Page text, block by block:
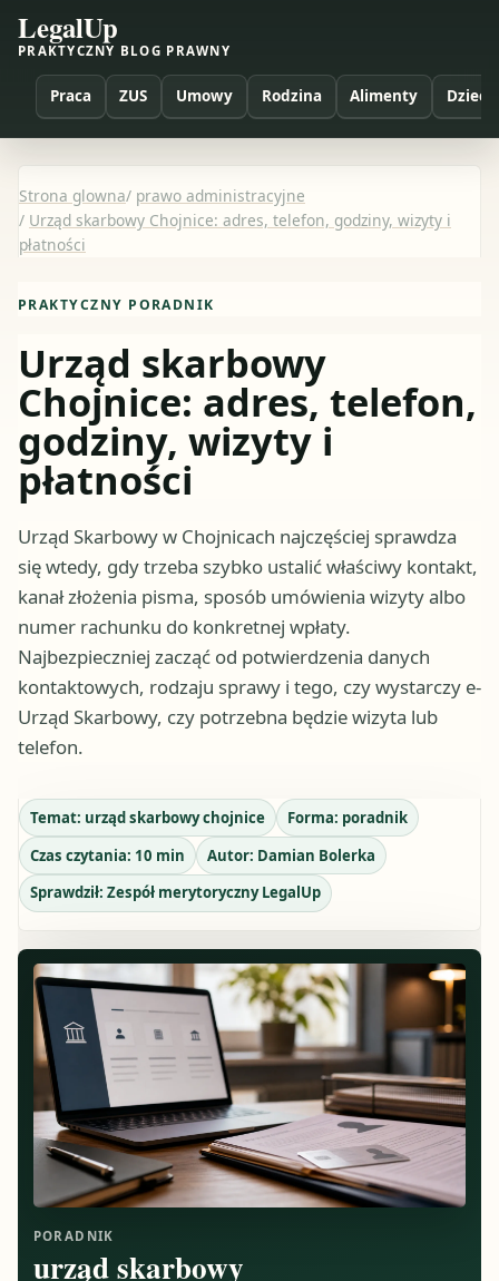
LegalUp
PRAKTYCZNY BLOG PRAWNY
Praca ZUS Umowy Rodzina Alimenty Dzieci
Strona glowna/ prawo administracyjne
/ Urząd skarbowy Chojnice: adres, telefon, godziny, wizyty i
płatności
PRAKTYCZNY PORADNIK
Urząd skarbowy
Chojnice: adres, telefon,
godziny, wizyty i
płatności
Urząd Skarbowy w Chojnicach najczęściej sprawdza
się wtedy, gdy trzeba szybko ustalić właściwy kontakt,
kanał złożenia pisma, sposób umówienia wizyty albo
numer rachunku do konkretnej wpłaty.
Najbezpieczniej zacząć od potwierdzenia danych
kontaktowych, rodzaju sprawy i tego, czy wystarczy e-
Urząd Skarbowy, czy potrzebna będzie wizyta lub
telefon.
Temat: urząd skarbowy chojnice Forma: poradnik
Czas czytania: 10 min Autor: Damian Bolerka
Sprawdził: Zespół merytoryczny LegalUp
PORADNIK
urząd skarbowy